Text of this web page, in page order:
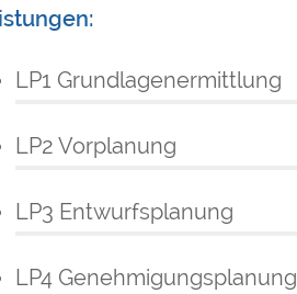
LP1 Grundlagenermittlung
LP2 Vorplanung
LP3 Entwurfsplanung
LP4 Genehmigungsplanung